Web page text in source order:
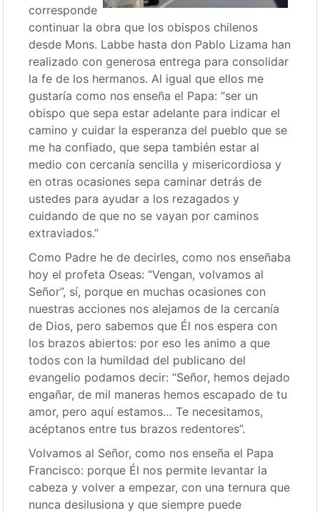
corresponde
continuar la obra que los obispos chilenos
desde Mons. Labbe hasta don Pablo Lizama han
realizado con generosa entrega para consolidar
la fe de los hermanos. Al igual que ellos me
gustaría como nos enseña el Papa: “ser un
obispo que sepa estar adelante para indicar el
camino y cuidar la esperanza del pueblo que se
me ha confiado, que sepa también estar al
medio con cercanía sencilla y misericordiosa y
en otras ocasiones sepa caminar detrás de
ustedes para ayudar a los rezagados y
cuidando de que no se vayan por caminos
extraviados.”
Como Padre he de decirles, como nos enseñaba
hoy el profeta Oseas: “Vengan, volvamos al
Señor”, sí, porque en muchas ocasiones con
nuestras acciones nos alejamos de la cercanía
de Dios, pero sabemos que Él nos espera con
los brazos abiertos: por eso les animo a que
todos con la humildad del publicano del
evangelio podamos decir: “Señor, hemos dejado
engañar, de mil maneras hemos escapado de tu
amor, pero aquí estamos… Te necesitamos,
acéptanos entre tus brazos redentores”.
Volvamos al Señor, como nos enseña el Papa
Francisco: porque Él nos permite levantar la
cabeza y volver a empezar, con una ternura que
nunca desilusiona y que siempre puede